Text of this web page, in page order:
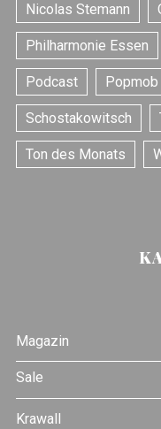
Nicolas Stemann
Philharmonie Essen
Podcast Popmob
Schostakowitsch
Ton des Monats
Magazin
Sale
Krawall